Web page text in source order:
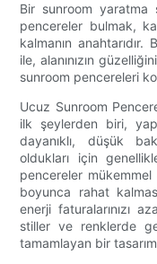
Bir sunroom yaratma
pencereler bulmak,
kalmanın anahtarıdır.
ile, alanınızın
sunroom pencereleri
Ucuz Sunroom
ilk şeylerden biri,
dayanıklı, düşük
oldukları için
pencereler mükemmel
boyunca rahat
enerji faturalarınızı
stiller ve renklerde
tamamlayan bir